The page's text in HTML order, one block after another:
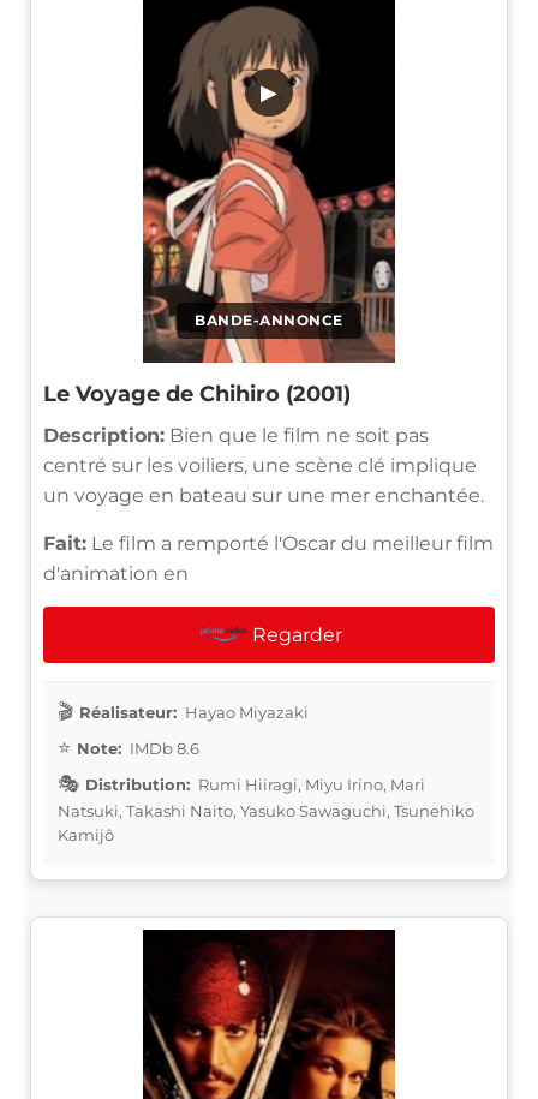
BANDE-ANNONCE
▶
Le Voyage de Chihiro (2001)
Description: Bien que le film ne soit pas
centré sur les voiliers, une scène clé implique
un voyage en bateau sur une mer enchantée.
Fait: Le film a remporté l'Oscar du meilleur film
d'animation en
Regarder
Réalisateur: Hayao Miyazaki
Note: IMDb 8.6
Distribution: Rumi Hiiragi, Miyu Irino, Mari
Natsuki, Takashi Naito, Yasuko Sawaguchi, Tsunehiko
Kamijô